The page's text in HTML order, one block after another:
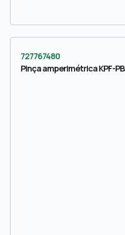
727767480
Pinça amperimétrica KPF-PB